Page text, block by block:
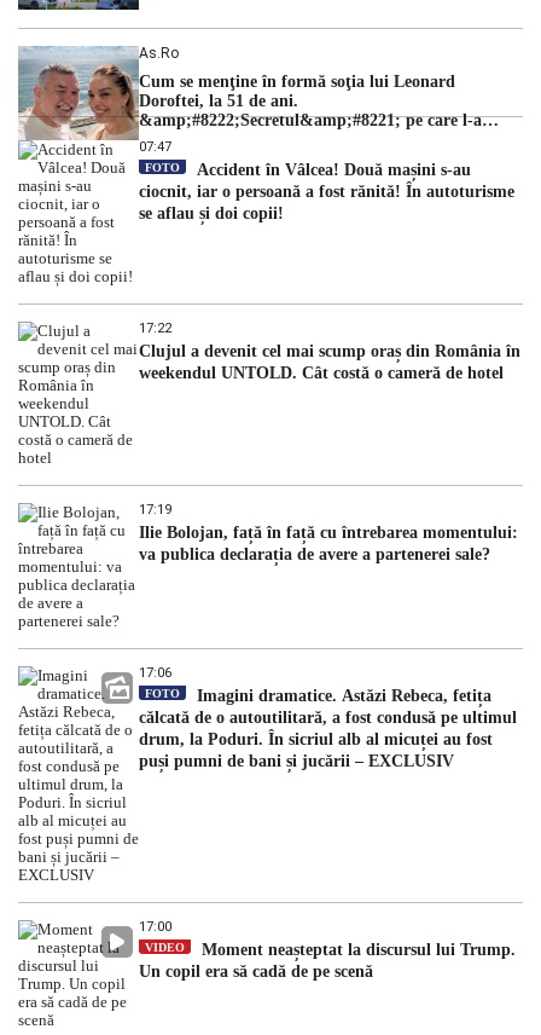
As.ro
Cum se menţine în formă soţia lui Leonard
Doroftei, la 51 de ani.
&amp;#8222;Secretul&amp;#8221; pe care l-a
dezvăluit
07:47
FOTO
Accident în Vâlcea! Două mașini s-au
ciocnit, iar o persoană a fost rănită! În autoturisme
se aflau și doi copii!
17:22
Clujul a devenit cel mai scump oraș din România în
weekendul UNTOLD. Cât costă o cameră de hotel
17:19
Ilie Bolojan, față în față cu întrebarea momentului:
va publica declarația de avere a partenerei sale?
17:06
FOTO
Imagini dramatice. Astăzi Rebeca, fetița
călcată de o autoutilitară, a fost condusă pe ultimul
drum, la Poduri. În sicriul alb al micuței au fost
puși pumni de bani și jucării – EXCLUSIV
17:00
VIDEO
Moment neașteptat la discursul lui Trump.
Un copil era să cadă de pe scenă